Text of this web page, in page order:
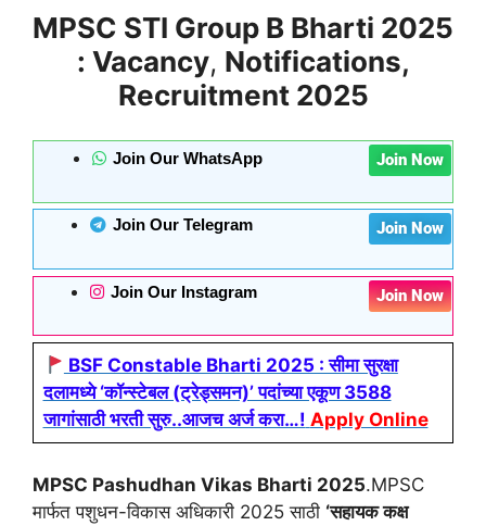
MPSC STI Group B Bharti 2025
: Vacancy, Notifications,
Recruitment2025
Join Our WhatsApp Join Now
Join Our Telegram Join Now
Join Our Instagram Join Now
BSF Constable Bharti 2025 : सीमा सुरक्षा
दलामध्ये ‘कॉन्स्टेबल (ट्रेड्समन)’ पदांच्या एकूण 3588
जागांसाठी भरती सुरु..आजच अर्ज करा…! Apply Online
MPSC Pashudhan Vikas Bharti 2025.MPSC
मार्फत पशुधन-विकास अधिकारी 2025 साठी ‘सहायक कक्ष